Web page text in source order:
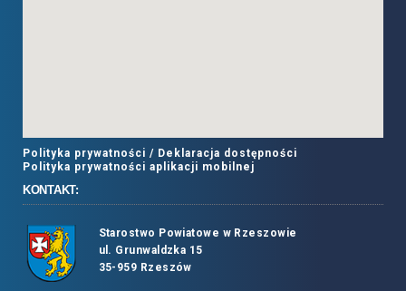
Polityka prywatności / Deklaracja dostępności
Polityka prywatności aplikacji mobilnej
KONTAKT:
Starostwo Powiatowe w Rzeszowie
ul. Grunwaldzka 15
35-959 Rzeszów